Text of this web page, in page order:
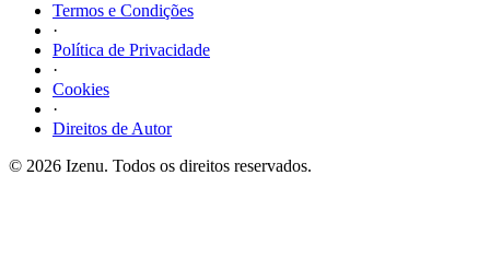
Termos e Condições
·
Política de Privacidade
·
Cookies
·
Direitos de Autor
© 2026 Izenu. Todos os direitos reservados.